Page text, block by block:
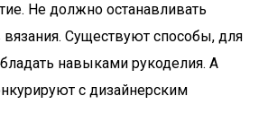
Не должно останавливать
вязания. Существуют способы, для
навыками рукоделия. А
с дизайнерским